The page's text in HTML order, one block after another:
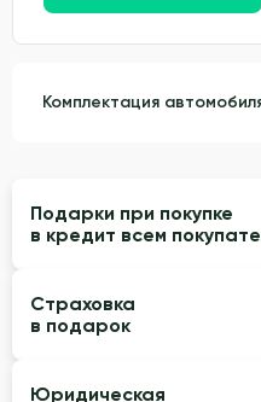
Комплектация
Подарки при покупке
в кредит всем
Страховка
в подарок
Юридическая